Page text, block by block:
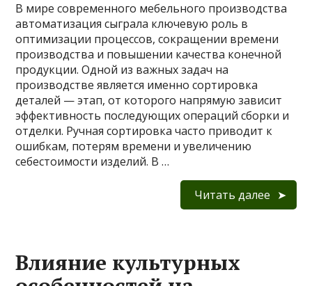
В мире современного мебельного производства
автоматизация сыграла ключевую роль в
оптимизации процессов, сокращении времени
производства и повышении качества конечной
продукции. Одной из важных задач на
производстве является именно сортировка
деталей — этап, от которого напрямую зависит
эффективность последующих операций сборки и
отделки. Ручная сортировка часто приводит к
ошибкам, потерям времени и увеличению
себестоимости изделий. В …
Читать далее
Влияние культурных